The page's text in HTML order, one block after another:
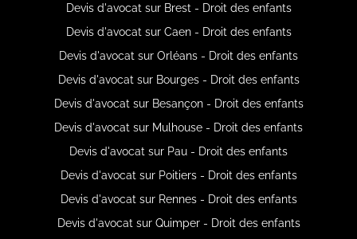
Devis d'avocat sur Brest - Droit des enfants
Devis d'avocat sur Caen - Droit des enfants
Devis d'avocat sur Orléans - Droit des enfants
Devis d'avocat sur Bourges - Droit des enfants
Devis d'avocat sur Besançon - Droit des enfants
Devis d'avocat sur Mulhouse - Droit des enfants
Devis d'avocat sur Pau - Droit des enfants
Devis d'avocat sur Poitiers - Droit des enfants
Devis d'avocat sur Rennes - Droit des enfants
Devis d'avocat sur Quimper - Droit des enfants